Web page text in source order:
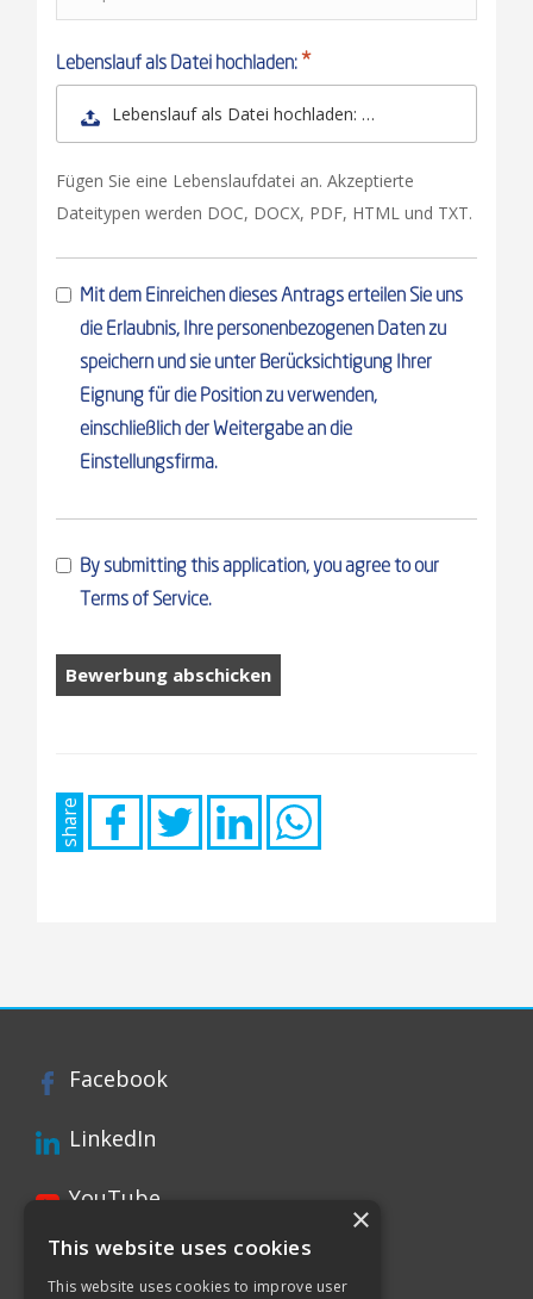
Lebenslauf als Datei hochladen:
Lebenslauf als Datei hochladen: …
Fügen Sie eine Lebenslaufdatei an. Akzeptierte
Dateitypen werden DOC, DOCX, PDF, HTML und TXT.
Mit dem Einreichen dieses Antrags erteilen Sie uns
die Erlaubnis, Ihre personenbezogenen Daten zu
speichern und sie unter Berücksichtigung Ihrer
Eignung für die Position zu verwenden,
einschließlich der Weitergabe an die
Einstellungsfirma.
By submitting this application, you agree to our
Terms of Service.
Menschen,
nichts
hinlegen.
share
Facebook
LinkedIn
YouTube
Instagram
×
This website uses cookies
This website uses cookies to improve user